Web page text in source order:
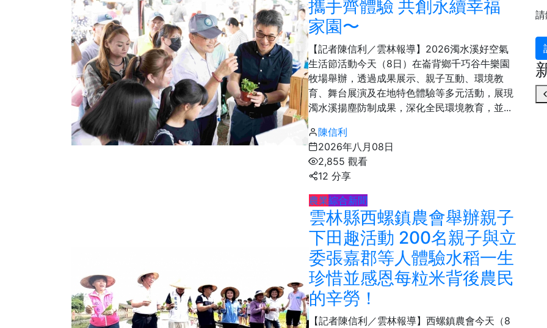
攜手齊體驗 共創永續幸福
家園〜
【記者陳信利／雲林報導】2026濁水溪好空氣
生活節活動今天（8日）在崙背鄉千巧谷牛樂園
牧場舉辦，透過成果展示、親子互動、環境教
育、舞台展演及在地特色體驗等多元活動，展現
濁水溪揚塵防制成果，深化全民環境教育，並...
陳信利
2026年八月08日
2,855 觀看
12 分享
農業綜合新聞
雲林縣西螺鎮農會舉辦親子
下田趣活動 200名親子與立
委張嘉郡等人體驗水稻一生
珍惜並感恩每粒米背後農民
的辛勞！
【記者陳信利／雲林報導】西螺鎮農會今天（8
0+
大陸
231+
綜合新聞
150+
社會
52+
旅遊